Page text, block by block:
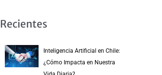
Recientes
Inteligencia Artificial en Chile:
¿Cómo Impacta en Nuestra